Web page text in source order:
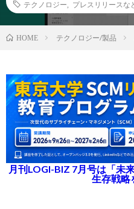
テクノロジー
プレスリリースな
HOME テクノロジー/製品
月刊LOGI-BIZ 7月号は「未
生存戦略